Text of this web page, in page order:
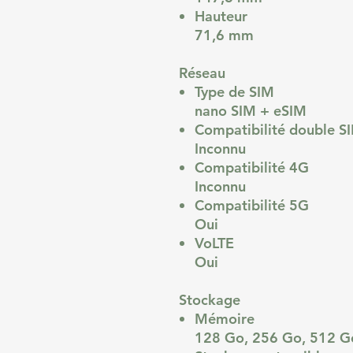
Hauteur
71,6 mm
Réseau
Type de SIM
nano SIM + eSIM
Compatibilité double
Inconnu
Compatibilité 4G
Inconnu
Compatibilité 5G
Oui
VoLTE
Oui
Stockage
Mémoire
128 Go, 256 Go, 512